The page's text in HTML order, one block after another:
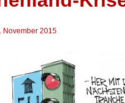
November 2015